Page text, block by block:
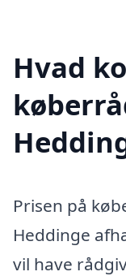
Hvad
Prisen på
Heddinge
vil have